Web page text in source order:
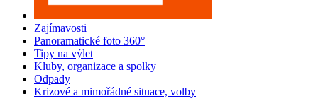
Zajímavosti
Panoramatické foto 360°
Tipy na výlet
Kluby, organizace a spolky
Odpady
Krizové a mimořádné situace, volby